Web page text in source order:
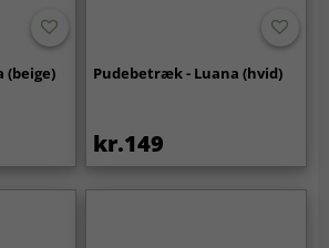
(beige) Pudebetræk - Luana (hvid)
kr.149